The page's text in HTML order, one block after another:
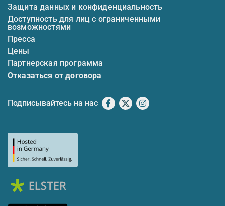
Защита данных и конфиденциальность
Доступность для лиц с ограниченными
возможностями
Пресса
Цены
Партнерская программа
Отказаться от договора
Подписывайтесь на нас Facebook
X Instagram